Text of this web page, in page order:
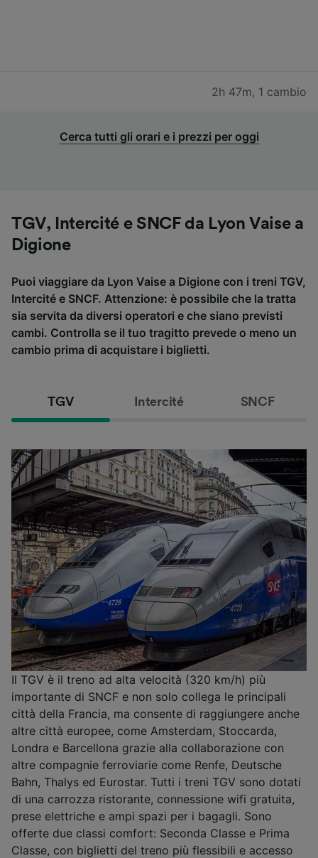
2h 47m, 1 cambio
Cerca tutti gli orari e i prezzi per oggi
TGV, Intercité e SNCF da Lyon Vaise a
Digione
Puoi viaggiare da Lyon Vaise a Digione con i treni TGV,
Intercité e SNCF. Attenzione: è possibile che la tratta
sia servita da diversi operatori e che siano previsti
cambi. Controlla se il tuo tragitto prevede o meno un
cambio prima di acquistare i biglietti.
TGV Intercité SNCF
Il TGV è il treno ad alta velocità (320 km/h) più
importante di SNCF e non solo collega le principali
città della Francia, ma consente di raggiungere anche
altre città europee, come Amsterdam, Stoccarda,
Londra e Barcellona grazie alla collaborazione con
altre compagnie ferroviarie come Renfe, Deutsche
Bahn, Thalys ed Eurostar. Tutti i treni TGV sono dotati
di una carrozza ristorante, connessione wifi gratuita,
prese elettriche e ampi spazi per i bagagli. Sono
offerte due classi comfort: Seconda Classe e Prima
Classe, con biglietti del treno più flessibili e accesso